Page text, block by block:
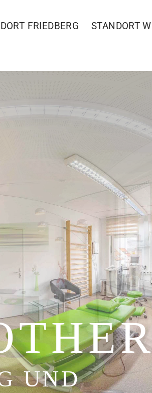
FRIEDBERG STANDORT
UND